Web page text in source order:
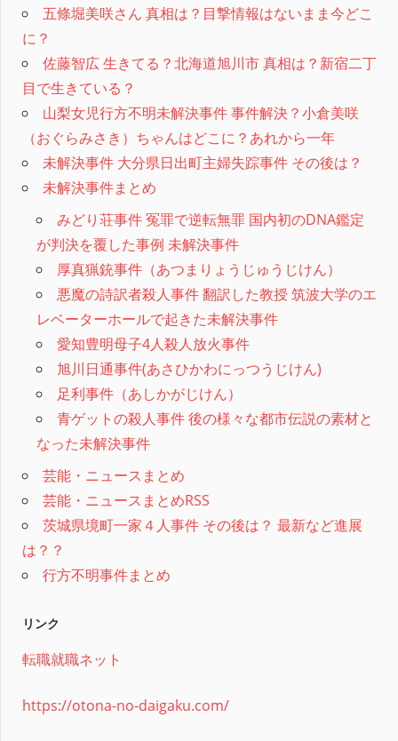
五條堀美咲さん 真相は？目撃情報はないまま今どこ
に？
佐藤智広 生きてる？北海道旭川市 真相は？新宿二丁
目で生きている？
山梨女児行方不明未解決事件 事件解決？小倉美咲
（おぐらみさき）ちゃんはどこに？あれから一年
未解決事件 大分県日出町主婦失踪事件 その後は？
未解決事件まとめ
みどり荘事件 冤罪で逆転無罪 国内初のDNA鑑定
が判決を覆した事例 未解決事件
厚真猟銃事件（あつまりょうじゅうじけん）
悪魔の詩訳者殺人事件 翻訳した教授 筑波大学のエ
レベーターホールで起きた未解決事件
愛知豊明母子4人殺人放火事件
旭川日通事件(あさひかわにっつうじけん)
足利事件（あしかがじけん）
青ゲットの殺人事件 後の様々な都市伝説の素材と
なった未解決事件
芸能・ニュースまとめ
芸能・ニュースまとめRSS
茨城県境町一家４人事件 その後は？ 最新など進展
は？？
行方不明事件まとめ
リンク
転職就職ネット
https://otona-no-daigaku.com/